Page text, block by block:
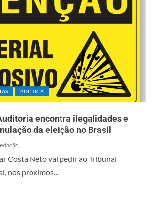
POLÍTICA
encontra ilegalidades e
da eleição no Brasil
Costa Neto vai pedir ao Tribunal
nos próximos...